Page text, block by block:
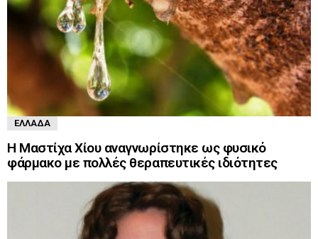
ΕΛΛΆΔΑ
Η Μαστίχα Χίου αναγνωρίστηκε ως φυσικό
φάρμακο με πολλές θεραπευτικές ιδιότητες